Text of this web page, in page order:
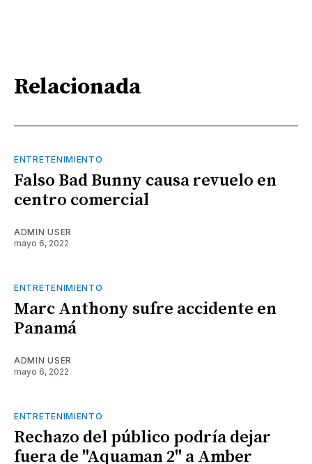
Relacionada
ENTRETENIMIENTO
Falso Bad Bunny causa revuelo en
centro comercial
ADMIN USER
mayo 6, 2022
ENTRETENIMIENTO
Marc Anthony sufre accidente en
Panamá
ADMIN USER
mayo 6, 2022
ENTRETENIMIENTO
Rechazo del público podría dejar
fuera de "Aquaman 2" a Amber